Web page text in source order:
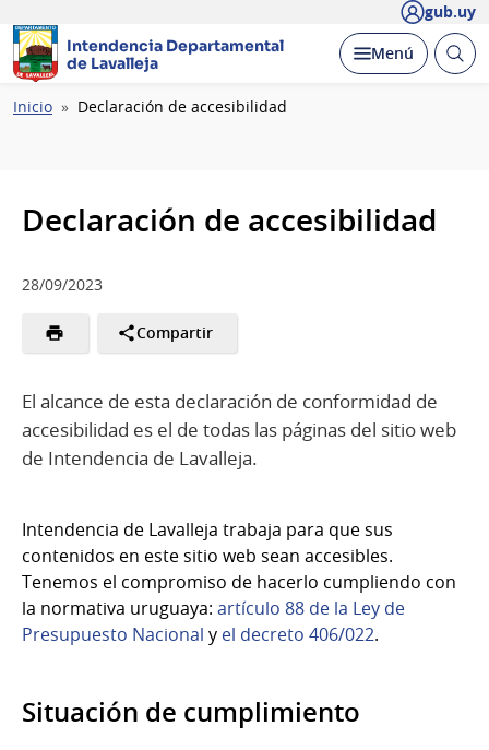
gub.uy
Intendencia Departamental
de Lavalleja
Desplegar
Menú Abrir
Ruta
Inicio Declaración de accesibilidad
Declaración de accesibilidad
28/09/2023
Compartir
El alcance de esta declaración de conformidad de
accesibilidad es el de todas las páginas del sitio web
de Intendencia de Lavalleja.
Intendencia de Lavalleja trabaja para que sus
contenidos en este sitio web sean accesibles.
Tenemos el compromiso de hacerlo cumpliendo con
la normativa uruguaya: artículo 88 de la Ley de
Presupuesto Nacional y el decreto 406/022.
Situación de cumplimiento